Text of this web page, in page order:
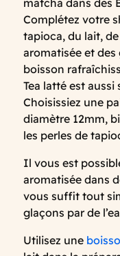
matcha dans des
Complétez votre
tapioca, du lait,
aromatisée et
boisson
Tea latté est aussi
Choisissiez une
diamètre 12mm,
les perles de
Il vous est
aromatisée dans
vous suffit tout
glaçons par de
Utilisez une